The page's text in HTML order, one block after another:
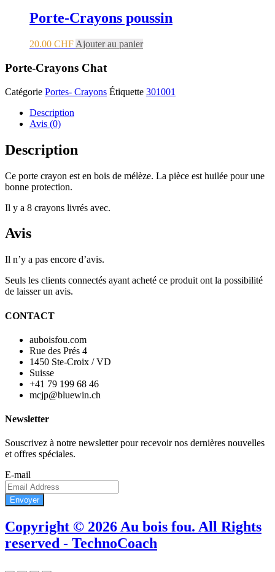
Porte-Crayons poussin
20.00 CHF Ajouter au panier
Porte-Crayons Chat
Catégorie Portes- Crayons Étiquette 301001
Description
Avis (0)
Description
Ce porte crayon est en bois de mélèze. La pièce est huilée pour une
bonne protection.
Il y a 8 crayons livrés avec.
Avis
Il n’y a pas encore d’avis.
Seuls les clients connectés ayant acheté ce produit ont la possibilité
de laisser un avis.
CONTACT
auboisfou.com
Rue des Prés 4
1450 Ste-Croix / VD
Suisse
+41 79 199 68 46
mcjp@bluewin.ch
Newsletter
Souscrivez à notre newsletter pour recevoir nos dernières nouvelles
et offres spéciales.
E-mail
Envoyer
Copyright © 2026 Au bois fou. All Rights
reserved - TechnoCoach